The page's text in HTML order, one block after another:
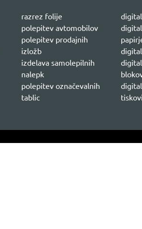
razrez folije
polepitev avtomobilov
polepitev prodajnih
izložb
izdelava samolepilnih
nalepk
polepitev označevalnih
tablic